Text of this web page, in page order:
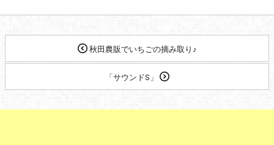
秋田農販でいちごの摘み取り♪
「サウンドS」